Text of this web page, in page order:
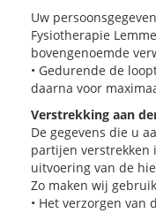
Uw
Fysiotherapie
bovengenoemde
• Gedurende de
daarna voor
Verstrekking aan
De gegevens die u
partijen verstrekken
uitvoering van de
Zo maken wij
• Het verzorgen van